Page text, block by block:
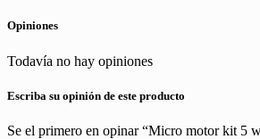
Opiniones
Todavía no hay opiniones
Escriba su opinión de este producto
Se el primero en opinar “Micro motor kit 5